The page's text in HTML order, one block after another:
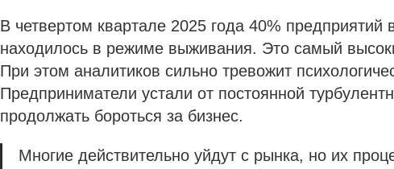
В четвертом квартале 2025 года 40% предприятий
находилось в режиме выживания. Это самый
При этом аналитиков сильно тревожит
Предприниматели устали от постоянной
продолжать бороться за бизнес.
Многие действительно уйдут с рынка, но их